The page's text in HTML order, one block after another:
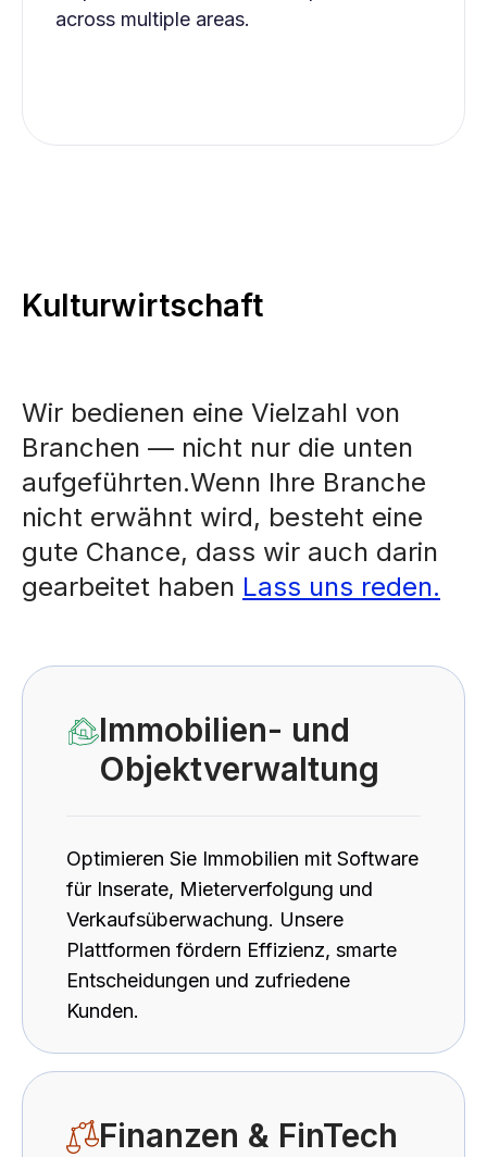
across multiple areas.
Kulturwirtschaft
Wir bedienen eine Vielzahl von
Branchen — nicht nur die unten
aufgeführten.Wenn Ihre Branche
nicht erwähnt wird, besteht eine
gute Chance, dass wir auch darin
gearbeitet haben Lass uns reden.
Immobilien- und
Objektverwaltung
Optimieren Sie Immobilien mit Software
für Inserate, Mieterverfolgung und
Verkaufsüberwachung. Unsere
Plattformen fördern Effizienz, smarte
Entscheidungen und zufriedene
Kunden.
Finanzen & FinTech